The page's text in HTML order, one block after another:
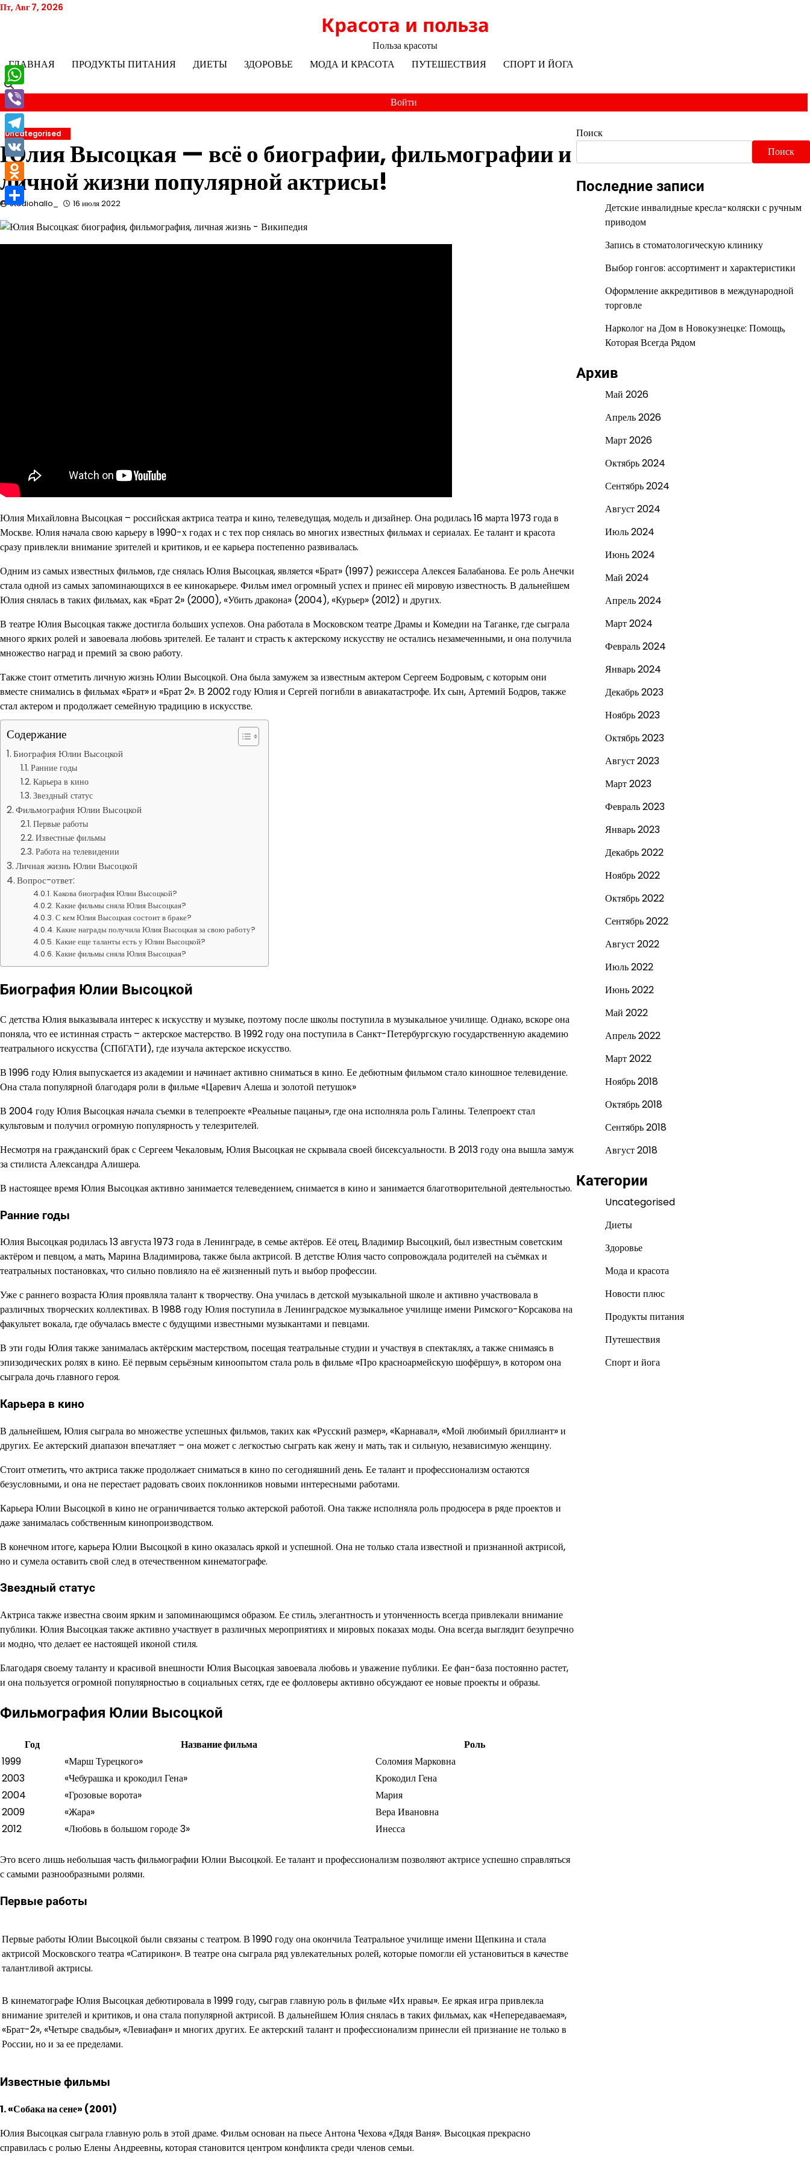
Перейти
Пт, Авг 7, 2026
Красота и польза
Польза красоты
ГЛАВНАЯ
ПРОДУКТЫ ПИТАНИЯ ДИЕТЫ ЗДОРОВЬЕ МОДА И КРАСОТА ПУТЕШЕСТВИЯ СПОРТ И ЙОГА
Войти
Uncategorised
Юлия Высоцкая — всё о биографии, фильмографии и
личной жизни популярной актрисы!
studiohallo_ 16 июля 2022
Юлия Михайловна Высоцкая – российская актриса театра и кино, телеведущая, модель и дизайнер. Она родилась 16 марта 1973 года в
Москве. Юлия начала свою карьеру в 1990-х годах и с тех пор снялась во многих известных фильмах и сериалах. Ее талант и красота
сразу привлекли внимание зрителей и критиков, и ее карьера постепенно развивалась.
Одним из самых известных фильмов, где снялась Юлия Высоцкая, является «Брат» (1997) режиссера Алексея Балабанова. Ее роль Анечки
стала одной из самых запоминающихся в ее кинокарьере. Фильм имел огромный успех и принес ей мировую известность. В дальнейшем
Юлия снялась в таких фильмах, как «Брат 2» (2000), «Убить дракона» (2004), «Курьер» (2012) и других.
В театре Юлия Высоцкая также достигла больших успехов. Она работала в Московском театре Драмы и Комедии на Таганке, где сыграла
много ярких ролей и завоевала любовь зрителей. Ее талант и страсть к актерскому искусству не остались незамеченными, и она получила
множество наград и премий за свою работу.
Также стоит отметить личную жизнь Юлии Высоцкой. Она была замужем за известным актером Сергеем Бодровым, с которым они
вместе снимались в фильмах «Брат» и «Брат 2». В 2002 году Юлия и Сергей погибли в авиакатастрофе. Их сын, Артемий Бодров, также
стал актером и продолжает семейную традицию в искусстве.
Содержание
Биография Юлии Высоцкой
Ранние годы
Карьера в кино
Звездный статус
Фильмография Юлии Высоцкой
Первые работы
Известные фильмы
Работа на телевидении
Личная жизнь Юлии Высоцкой
Вопрос-ответ:
Какова биография Юлии Высоцкой?
Какие фильмы сняла Юлия Высоцкая?
С кем Юлия Высоцкая состоит в браке?
Какие награды получила Юлия Высоцкая за свою работу?
Какие еще таланты есть у Юлии Высоцкой?
Какие фильмы сняла Юлия Высоцкая?
Биография Юлии Высоцкой
С детства Юлия выказывала интерес к искусству и музыке, поэтому после школы поступила в музыкальное училище. Однако, вскоре она
поняла, что ее истинная страсть – актерское мастерство. В 1992 году она поступила в Санкт-Петербургскую государственную академию
театрального искусства (СПбГАТИ), где изучала актерское искусство.
В 1996 году Юлия выпускается из академии и начинает активно сниматься в кино. Ее дебютным фильмом стало киношное телевидение.
Она стала популярной благодаря роли в фильме «Царевич Алеша и золотой петушок»
В 2004 году Юлия Высоцкая начала съемки в телепроекте «Реальные пацаны», где она исполняла роль Галины. Телепроект стал
культовым и получил огромную популярность у телезрителей.
Несмотря на гражданский брак с Сергеем Чекаловым, Юлия Высоцкая не скрывала своей бисексуальности. В 2013 году она вышла замуж
за стилиста Александра Алишера.
В настоящее время Юлия Высоцкая активно занимается телеведением, снимается в кино и занимается благотворительной деятельностью.
Ранние годы
Юлия Высоцкая родилась 13 августа 1973 года в Ленинграде, в семье актёров. Её отец, Владимир Высоцкий, был известным советским
актёром и певцом, а мать, Марина Владимирова, также была актрисой. В детстве Юлия часто сопровождала родителей на съёмках и
театральных постановках, что сильно повлияло на её жизненный путь и выбор профессии.
Уже с раннего возраста Юлия проявляла талант к творчеству. Она училась в детской музыкальной школе и активно участвовала в
различных творческих коллективах. В 1988 году Юлия поступила в Ленинградское музыкальное училище имени Римского-Корсакова на
факультет вокала, где обучалась вместе с будущими известными музыкантами и певцами.
В эти годы Юлия также занималась актёрским мастерством, посещая театральные студии и участвуя в спектаклях, а также снимаясь в
эпизодических ролях в кино. Её первым серьёзным киноопытом стала роль в фильме «Про красноармейскую шофёршу», в котором она
сыграла дочь главного героя.
Карьера в кино
В дальнейшем, Юлия сыграла во множестве успешных фильмов, таких как «Русский размер», «Карнавал», «Мой любимый бриллиант» и
других. Ее актерский диапазон впечатляет – она может с легкостью сыграть как жену и мать, так и сильную, независимую женщину.
Стоит отметить, что актриса также продолжает сниматься в кино по сегодняшний день. Ее талант и профессионализм остаются
безусловными, и она не перестает радовать своих поклонников новыми интересными работами.
Карьера Юлии Высоцкой в кино не ограничивается только актерской работой. Она также исполняла роль продюсера в ряде проектов и
даже занималась собственным кинопроизводством.
В конечном итоге, карьера Юлии Высоцкой в кино оказалась яркой и успешной. Она не только стала известной и признанной актрисой,
но и сумела оставить свой след в отечественном кинематографе.
Звездный статус
Актриса также известна своим ярким и запоминающимся образом. Ее стиль, элегантность и утонченность всегда привлекали внимание
публики. Юлия Высоцкая также активно участвует в различных мероприятиях и мировых показах моды. Она всегда выглядит безупречно
и модно, что делает ее настоящей иконой стиля.
Благодаря своему таланту и красивой внешности Юлия Высоцкая завоевала любовь и уважение публики. Ее фан-база постоянно растет,
и она пользуется огромной популярностью в социальных сетях, где ее фолловеры активно обсуждают ее новые проекты и образы.
Фильмография Юлии Высоцкой
Год Название фильма
Роль
1999
«Марш Турецкого»
Соломия Марковна
2003
«Чебурашка и крокодил Гена»
Крокодил Гена
2004
«Грозовые ворота»
Мария
2009
«Жара»
Вера Ивановна
2012
«Любовь в большом городе 3» Инесса
Это всего лишь небольшая часть фильмографии Юлии Высоцкой. Ее талант и профессионализм позволяют актрисе успешно справляться
с самыми разнообразными ролями.
Первые работы
Первые работы Юлии Высоцкой были связаны с театром. В 1990 году она окончила Театральное училище имени Щепкина и стала
актрисой Московского театра «Сатирикон». В театре она сыграла ряд увлекательных ролей, которые помогли ей установиться в качестве
талантливой актрисы.
В кинематографе Юлия Высоцкая дебютировала в 1999 году, сыграв главную роль в фильме «Их нравы». Ее яркая игра привлекла
внимание зрителей и критиков, и она стала популярной актрисой. В дальнейшем Юлия снялась в таких фильмах, как «Непередаваемая»,
«Брат-2», «Четыре свадьбы», «Левиафан» и многих других. Ее актерский талант и профессионализм принесли ей признание не только в
России, но и за ее пределами.
Известные фильмы
1. «Собака на сене» (2001)
Юлия Высоцкая сыграла главную роль в этой драме. Фильм основан на пьесе Антона Чехова «Дядя Ваня». Высоцкая прекрасно
справилась с ролью Елены Андреевны, которая становится центром конфликта среди членов семьи.
Поиск
Поиск
Последние записи
Детские инвалидные кресла-коляски с ручным
приводом
Запись в стоматологическую клинику
Выбор гонгов: ассортимент и характеристики
Оформление аккредитивов в международной
торговле
Нарколог на Дом в Новокузнецке: Помощь,
Которая Всегда Рядом
Архив
Май 2026
Апрель 2026
Март 2026
Октябрь 2024
Сентябрь 2024
Август 2024
Июль 2024
Июнь 2024
Май 2024
Апрель 2024
Март 2024
Февраль 2024
Январь 2024
Декабрь 2023
Ноябрь 2023
Октябрь 2023
Август 2023
Март 2023
Февраль 2023
Январь 2023
Декабрь 2022
Ноябрь 2022
Октябрь 2022
Сентябрь 2022
Август 2022
Июль 2022
Июнь 2022
Май 2022
Апрель 2022
Март 2022
Ноябрь 2018
Октябрь 2018
Сентябрь 2018
Август 2018
Категории
Uncategorised
Диеты
Здоровье
Мода и красота
Новости плюс
Продукты питания
Путешествия
Спорт и йога
WhatsApp
Viber
Telegram
VK
Odnoklassniki